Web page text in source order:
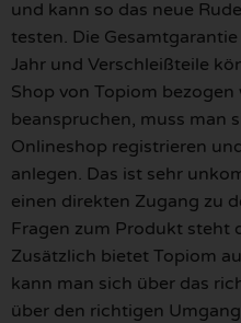
und kann so das neue
testen. Die
Jahr und Verschleißteile
Shop von Topiom bezogen
beanspruchen, muss man
Onlineshop registrieren
anlegen. Das ist sehr
einen direkten Zugang zu
Fragen zum Produkt steht
Zusätzlich bietet Topiom
kann man sich über das
über den richtigen